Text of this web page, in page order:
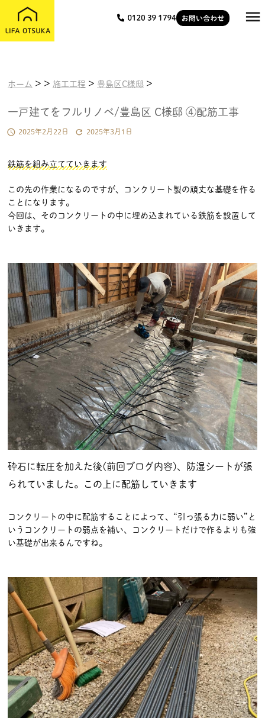

ホーム > > 施工工程 > 豊島区C様邸 >
一戸建てをフルリノベ/豊島区 C様邸 ④配筋工事
 2025年2月22日  2025年3月1日
鉄筋を組み立てていきます
この先の作業になるのですが、コンクリート製の頑丈な基礎を作る
ことになります。
今回は、そのコンクリートの中に埋め込まれている鉄筋を設置して
いきます。
砕石に転圧を加えた後(前回ブログ内容)、防湿シートが張
られていました。この上に配筋していきます
コンクリートの中に配筋することによって、“引っ張る力に弱い”と
いうコンクリートの弱点を補い、コンクリートだけで作るよりも強
い基礎が出来るんですね。